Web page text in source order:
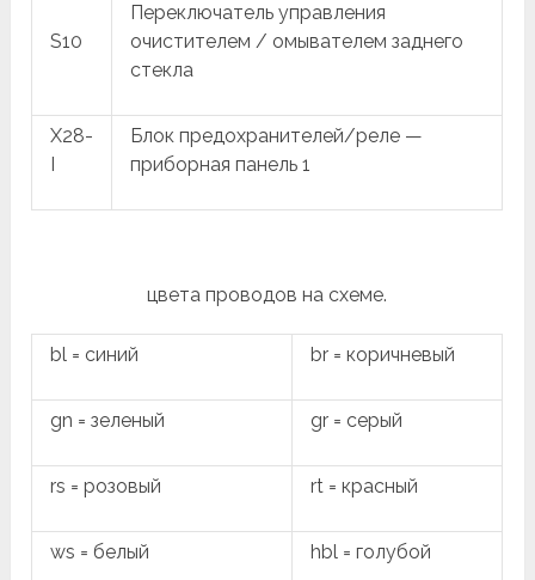
S10
Переключатель управления
очистителем / омывателем заднего
стекла
X28-
Блок предохранителей/реле —
приборная панель 1
цвета проводов на схеме.
bl = синий br = коричневый
gn = зеленый gr = серый
rs = розовый rt = красный
ws = белый hbl = голубой